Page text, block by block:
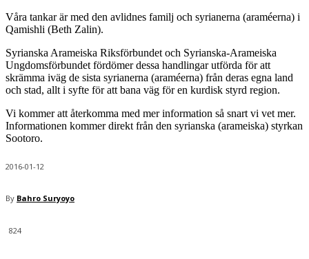
Våra tankar är med den avlidnes familj och syrianerna (araméerna) i
Qamishli (Beth Zalin).
Syrianska Arameiska Riksförbundet och Syrianska-Arameiska
Ungdomsförbundet fördömer dessa handlingar utförda för att
skrämma iväg de sista syrianerna (araméerna) från deras egna land
och stad, allt i syfte för att bana väg för en kurdisk styrd region.
Vi kommer att återkomma med mer information så snart vi vet mer.
Informationen kommer direkt från den syrianska (arameiska) styrkan
Sootoro.
2016-01-12
By Bahro Suryoyo
824